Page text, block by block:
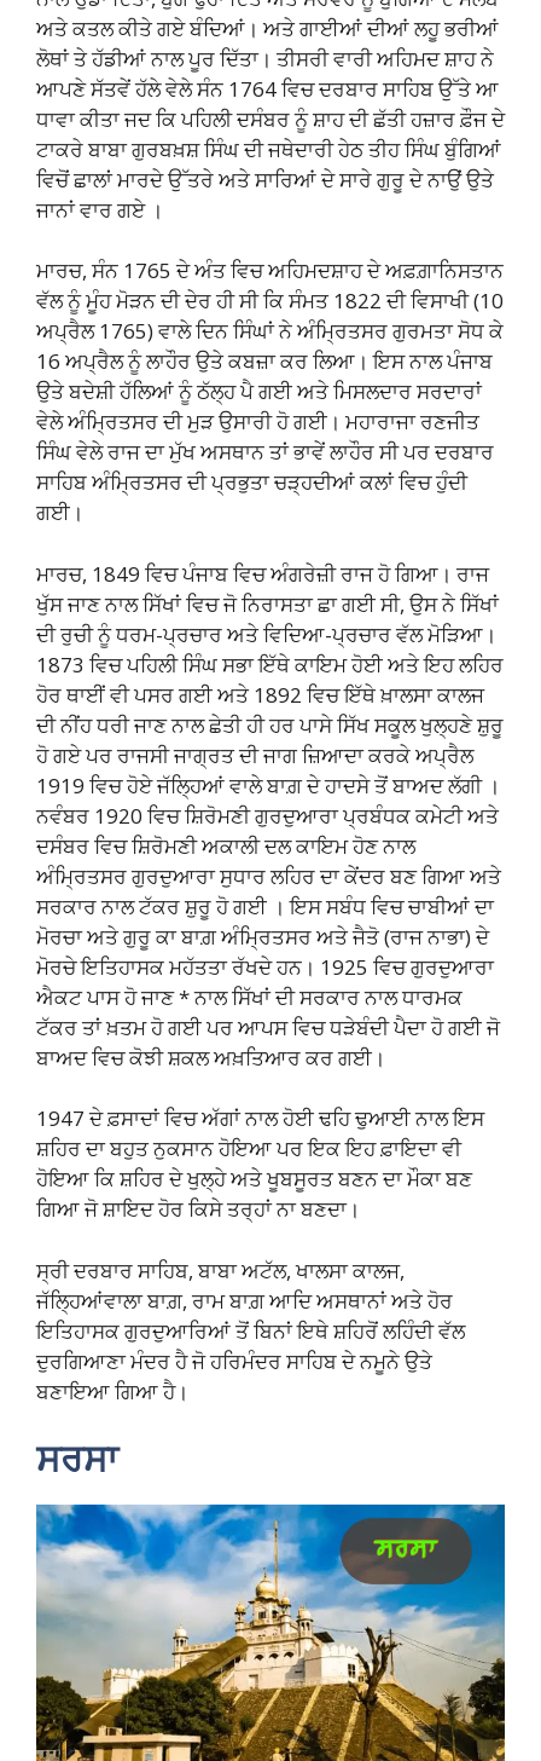
ਅਤੇ ਕਤਲ ਕੀਤੇ ਗਏ ਬੰਦਿਆਂ। ਅਤੇ ਗਾਈਆਂ ਦੀਆਂ ਲਹੂ ਭਰੀਆਂ
ਲੋਥਾਂ ਤੇ ਹੱਡੀਆਂ ਨਾਲ ਪੂਰ ਦਿੱਤਾ। ਤੀਸਰੀ ਵਾਰੀ ਅਹਿਮਦ ਸ਼ਾਹ ਨੇ
ਆਪਣੇ ਸੱਤਵੇਂ ਹੱਲੇ ਵੇਲੇ ਸੰਨ 1764 ਵਿਚ ਦਰਬਾਰ ਸਾਹਿਬ ਉੱਤੇ ਆ
ਧਾਵਾ ਕੀਤਾ ਜਦ ਕਿ ਪਹਿਲੀ ਦਸੰਬਰ ਨੂੰ ਸ਼ਾਹ ਦੀ ਛੱਤੀ ਹਜ਼ਾਰ ਫ਼ੌਜ ਦੇ
ਟਾਕਰੇ ਬਾਬਾ ਗੁਰਬਖ਼ਸ਼ ਸਿੰਘ ਦੀ ਜਥੇਦਾਰੀ ਹੇਠ ਤੀਹ ਸਿੰਘ ਬੁੰਗਿਆਂ
ਵਿਚੋਂ ਛਾਲਾਂ ਮਾਰਦੇ ਉੱਤਰੇ ਅਤੇ ਸਾਰਿਆਂ ਦੇ ਸਾਰੇ ਗੁਰੂ ਦੇ ਨਾਉਂ ਉਤੇ
ਜਾਨਾਂ ਵਾਰ ਗਏ ।
ਮਾਰਚ, ਸੰਨ 1765 ਦੇ ਅੰਤ ਵਿਚ ਅਹਿਮਦਸ਼ਾਹ ਦੇ ਅਫ਼ਗ਼ਾਨਿਸਤਾਨ
ਵੱਲ ਨੂੰ ਮੂੰਹ ਮੋੜਨ ਦੀ ਦੇਰ ਹੀ ਸੀ ਕਿ ਸੰਮਤ 1822 ਦੀ ਵਿਸਾਖੀ (10
ਅਪ੍ਰੈਲ 1765) ਵਾਲੇ ਦਿਨ ਸਿੰਘਾਂ ਨੇ ਅੰਮ੍ਰਿਤਸਰ ਗੁਰਮਤਾ ਸੋਧ ਕੇ
16 ਅਪ੍ਰੈਲ ਨੂੰ ਲਾਹੌਰ ਉਤੇ ਕਬਜ਼ਾ ਕਰ ਲਿਆ। ਇਸ ਨਾਲ ਪੰਜਾਬ
ਉਤੇ ਬਦੇਸ਼ੀ ਹੱਲਿਆਂ ਨੂੰ ਠੱਲ੍ਹ ਪੈ ਗਈ ਅਤੇ ਮਿਸਲਦਾਰ ਸਰਦਾਰਾਂ
ਵੇਲੇ ਅੰਮ੍ਰਿਤਸਰ ਦੀ ਮੁੜ ਉਸਾਰੀ ਹੋ ਗਈ। ਮਹਾਰਾਜਾ ਰਣਜੀਤ
ਸਿੰਘ ਵੇਲੇ ਰਾਜ ਦਾ ਮੁੱਖ ਅਸਥਾਨ ਤਾਂ ਭਾਵੇਂ ਲਾਹੌਰ ਸੀ ਪਰ ਦਰਬਾਰ
ਸਾਹਿਬ ਅੰਮ੍ਰਿਤਸਰ ਦੀ ਪ੍ਰਭੁਤਾ ਚੜ੍ਹਦੀਆਂ ਕਲਾਂ ਵਿਚ ਹੁੰਦੀ
ਗਈ।
ਮਾਰਚ, 1849 ਵਿਚ ਪੰਜਾਬ ਵਿਚ ਅੰਗਰੇਜ਼ੀ ਰਾਜ ਹੋ ਗਿਆ। ਰਾਜ
ਖੁੱਸ ਜਾਣ ਨਾਲ ਸਿੱਖਾਂ ਵਿਚ ਜੋ ਨਿਰਾਸਤਾ ਛਾ ਗਈ ਸੀ, ਉਸ ਨੇ ਸਿੱਖਾਂ
ਦੀ ਰੁਚੀ ਨੂੰ ਧਰਮ-ਪ੍ਰਚਾਰ ਅਤੇ ਵਿਦਿਆ-ਪ੍ਰਚਾਰ ਵੱਲ ਮੋੜਿਆ।
1873 ਵਿਚ ਪਹਿਲੀ ਸਿੰਘ ਸਭਾ ਇੱਥੇ ਕਾਇਮ ਹੋਈ ਅਤੇ ਇਹ ਲਹਿਰ
ਹੋਰ ਥਾਈਂ ਵੀ ਪਸਰ ਗਈ ਅਤੇ 1892 ਵਿਚ ਇੱਥੇ ਖ਼ਾਲਸਾ ਕਾਲਜ
ਦੀ ਨੀਂਹ ਧਰੀ ਜਾਣ ਨਾਲ ਛੇਤੀ ਹੀ ਹਰ ਪਾਸੇ ਸਿੱਖ ਸਕੂਲ ਖੁਲ੍ਹਣੇ ਸ਼ੁਰੂ
ਹੋ ਗਏ ਪਰ ਰਾਜਸੀ ਜਾਗ੍ਰਤ ਦੀ ਜਾਗ ਜ਼ਿਆਦਾ ਕਰਕੇ ਅਪ੍ਰੈਲ
1919 ਵਿਚ ਹੋਏ ਜੱਲ੍ਹਿਆਂ ਵਾਲੇ ਬਾਗ਼ ਦੇ ਹਾਦਸੇ ਤੋਂ ਬਾਅਦ ਲੱਗੀ ।
ਨਵੰਬਰ 1920 ਵਿਚ ਸ਼ਿਰੋਮਣੀ ਗੁਰਦੁਆਰਾ ਪ੍ਰਬੰਧਕ ਕਮੇਟੀ ਅਤੇ
ਦਸੰਬਰ ਵਿਚ ਸ਼ਿਰੋਮਣੀ ਅਕਾਲੀ ਦਲ ਕਾਇਮ ਹੋਣ ਨਾਲ
ਅੰਮ੍ਰਿਤਸਰ ਗੁਰਦੁਆਰਾ ਸੁਧਾਰ ਲਹਿਰ ਦਾ ਕੇਂਦਰ ਬਣ ਗਿਆ ਅਤੇ
ਸਰਕਾਰ ਨਾਲ ਟੱਕਰ ਸ਼ੁਰੂ ਹੋ ਗਈ । ਇਸ ਸਬੰਧ ਵਿਚ ਚਾਬੀਆਂ ਦਾ
ਮੋਰਚਾ ਅਤੇ ਗੁਰੂ ਕਾ ਬਾਗ਼ ਅੰਮ੍ਰਿਤਸਰ ਅਤੇ ਜੈਤੋ (ਰਾਜ ਨਾਭਾ) ਦੇ
ਮੋਰਚੇ ਇਤਿਹਾਸਕ ਮਹੱਤਤਾ ਰੱਖਦੇ ਹਨ। 1925 ਵਿਚ ਗੁਰਦੁਆਰਾ
ਐਕਟ ਪਾਸ ਹੋ ਜਾਣ * ਨਾਲ ਸਿੱਖਾਂ ਦੀ ਸਰਕਾਰ ਨਾਲ ਧਾਰਮਕ
ਟੱਕਰ ਤਾਂ ਖ਼ਤਮ ਹੋ ਗਈ ਪਰ ਆਪਸ ਵਿਚ ਧੜੇਬੰਦੀ ਪੈਦਾ ਹੋ ਗਈ ਜੋ
ਬਾਅਦ ਵਿਚ ਕੋਝੀ ਸ਼ਕਲ ਅਖ਼ਤਿਆਰ ਕਰ ਗਈ।
1947 ਦੇ ਫ਼ਸਾਦਾਂ ਵਿਚ ਅੱਗਾਂ ਨਾਲ ਹੋਈ ਢਹਿ ਢੁਆਈ ਨਾਲ ਇਸ
ਸ਼ਹਿਰ ਦਾ ਬਹੁਤ ਨੁਕਸਾਨ ਹੋਇਆ ਪਰ ਇਕ ਇਹ ਫ਼ਾਇਦਾ ਵੀ
ਹੋਇਆ ਕਿ ਸ਼ਹਿਰ ਦੇ ਖੁਲ੍ਹੇ ਅਤੇ ਖੂਬਸੂਰਤ ਬਣਨ ਦਾ ਮੌਕਾ ਬਣ
ਗਿਆ ਜੋ ਸ਼ਾਇਦ ਹੋਰ ਕਿਸੇ ਤਰ੍ਹਾਂ ਨਾ ਬਣਦਾ।
ਸ੍ਰੀ ਦਰਬਾਰ ਸਾਹਿਬ, ਬਾਬਾ ਅਟੱਲ, ਖਾਲਸਾ ਕਾਲਜ,
ਜੱਲ੍ਹਿਆਂਵਾਲਾ ਬਾਗ਼, ਰਾਮ ਬਾਗ਼ ਆਦਿ ਅਸਥਾਨਾਂ ਅਤੇ ਹੋਰ
ਇਤਿਹਾਸਕ ਗੁਰਦੁਆਰਿਆਂ ਤੋਂ ਬਿਨਾਂ ਇਥੇ ਸ਼ਹਿਰੋਂ ਲਹਿੰਦੀ ਵੱਲ
ਦੁਰਗਿਆਣਾ ਮੰਦਰ ਹੈ ਜੋ ਹਰਿਮੰਦਰ ਸਾਹਿਬ ਦੇ ਨਮੂਨੇ ਉਤੇ
ਬਣਾਇਆ ਗਿਆ ਹੈ।
ਸਰਸਾ